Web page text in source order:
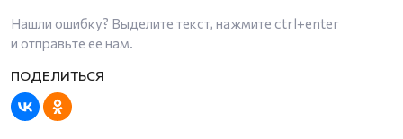
Нашли ошибку? Выделите текст, нажмите ctrl+enter
и отправьте ее нам.